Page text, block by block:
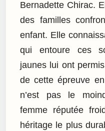
Bernadette Chirac.
des familles
enfant. Elle
qui entoure ces
jaunes lui ont
de cette épreuve
n’est pas le
femme réputée
héritage le plus